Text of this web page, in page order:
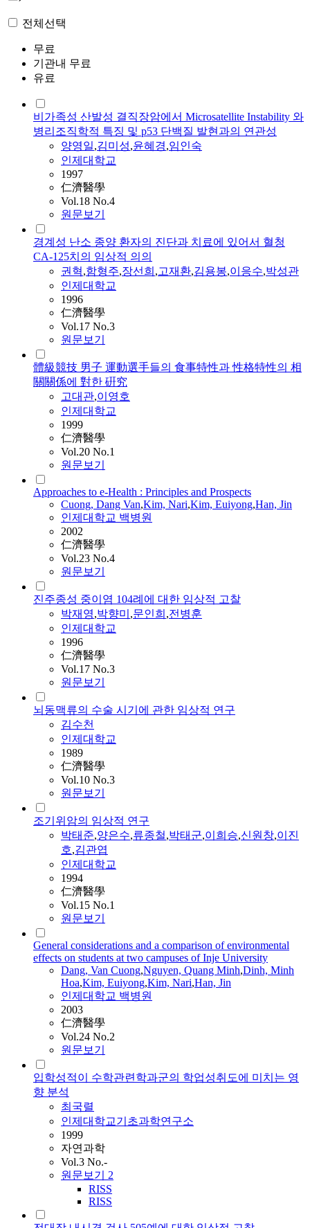
전체선택
무료
기관내 무료
유료
비가족성 산발성 결직장암에서 Microsatellite Instability 와
병리조직학적 특징 및 p53 단백질 발현과의 연관성
양영일,김미성,윤혜경,임인숙
인제대학교
1997
仁濟醫學
Vol.18 No.4
원문보기
경계성 난소 종양 환자의 진단과 치료에 있어서 혈청
CA-125치의 임상적 의의
권혁,함형주,장선희 ,고재환,김용봉,이응수,박성관
인제대학교
1996
仁濟醫學
Vol.17 No.3
원문보기
體級競技 男子 運動選手들의 食事特性과 性格特性의 相
關關係에 對한 硏究
고대관,이영호
인제대학교
1999
仁濟醫學
Vol.20 No.1
원문보기
Approaches to e-Health : Principles and Prospects
Cuong, Dang Van,Kim, Nari,Kim, Euiyong,Han, Jin
인제대학교 백병원
2002
仁濟醫學
Vol.23 No.4
원문보기
진주종성 중이염 104례에 대한 임상적 고찰
박재영,박향미 ,문인희 ,전병훈
인제대학교
1996
仁濟醫學
Vol.17 No.3
원문보기
뇌동맥류의 수술 시기에 관한 임상적 연구
김수천
인제대학교
1989
仁濟醫學
Vol.10 No.3
원문보기
조기위암의 임상적 연구
박태준,양은수,류종철,박태군,이희승,신원창,이진
호,김관엽
인제대학교
1994
仁濟醫學
Vol.15 No.1
원문보기
General considerations and a comparison of environmental
effects on students at two campuses of Inje University
Dang, Van Cuong,Nguyen, Quang Minh,Dinh, Minh
Hoa,Kim, Euiyong,Kim, Nari,Han, Jin
인제대학교 백병원
2003
仁濟醫學
Vol.24 No.2
원문보기
입학성적이 수학관련학과군의 학업성취도에 미치는 영
향 분석
최국렬
인제대학교기초과학연구소
1999
자연과학
Vol.3 No.-
원문보기 2
RISS
RISS